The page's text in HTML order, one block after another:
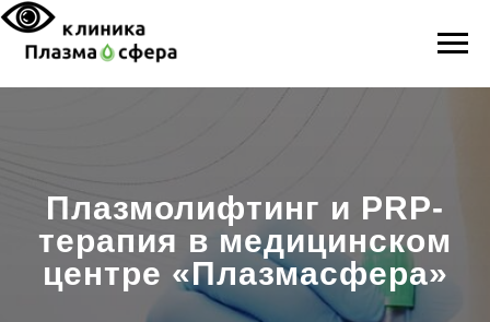
Плазмолифтинг и PRP-
терапия в медицинском
центре «Плазмасфера»